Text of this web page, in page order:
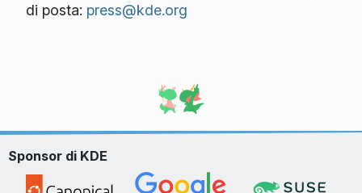
di posta: press@kde.org
Sponsor di KDE